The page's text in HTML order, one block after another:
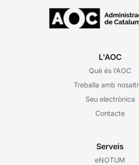
L'AOC
Què és l’AOC
Treballa amb
Seu electrònica
Contacte
Serveis
eNOTUM